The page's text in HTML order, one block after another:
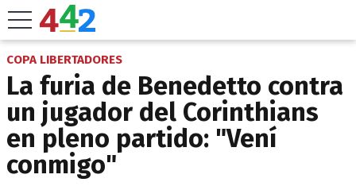
COPA LIBERTADORES
La furia de Benedetto contra
un jugador del Corinthians
en pleno partido: "Vení
conmigo"